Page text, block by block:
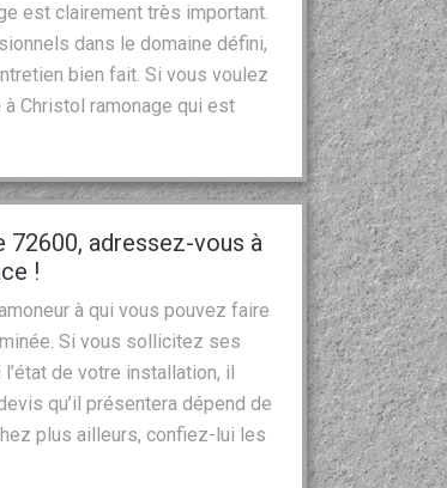
est clairement très important.
dans le domaine défini,
bien fait. Si vous voulez
Christol ramonage qui est
72600, adressez-vous à
!
à qui vous pouvez faire
Si vous sollicitez ses
de votre installation, il
qu’il présentera dépend de
plus ailleurs, confiez-lui les